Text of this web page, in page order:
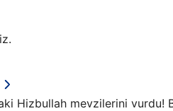
Hizbullah mevzilerini vurdu!